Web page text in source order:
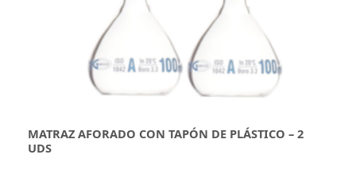
MATRAZ AFORADO CON TAPÓN DE PLÁSTICO – 2
UDS